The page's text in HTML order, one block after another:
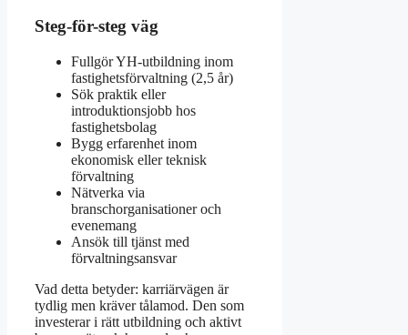
Steg-för-steg väg
Fullgör YH-utbildning inom
fastighetsförvaltning (2,5 år)
Sök praktik eller
introduktionsjobb hos
fastighetsbolag
Bygg erfarenhet inom
ekonomisk eller teknisk
förvaltning
Nätverka via
branschorganisationer och
evenemang
Ansök till tjänst med
förvaltningsansvar
Vad detta betyder: karriärvägen är
tydlig men kräver tålamod. Den som
investerar i rätt utbildning och aktivt